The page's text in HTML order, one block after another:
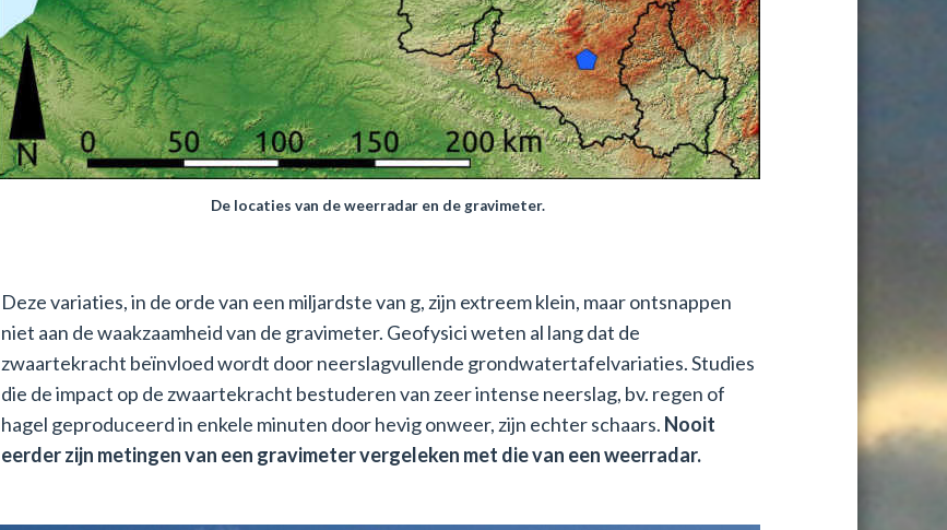
De locaties van de weerradar en de gravimeter.
Deze variaties, in de orde van een miljardste van g, zijn extreem klein, maar ontsnappen
niet aan de waakzaamheid van de gravimeter. Geofysici weten al lang dat de
zwaartekracht beïnvloed wordt door neerslagvullende grondwatertafelvariaties. Studies
die de impact op de zwaartekracht bestuderen van zeer intense neerslag, bv. regen of
hagel geproduceerd in enkele minuten door hevig onweer, zijn echter schaars. Nooit
eerder zijn metingen van een gravimeter vergeleken met die van een weerradar.